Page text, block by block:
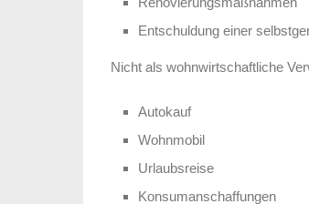
Entschuldung einer
Nicht als wohnwirtschaftliche
Autokauf
Wohnmobil
Urlaubsreise
Konsumanschaffungen